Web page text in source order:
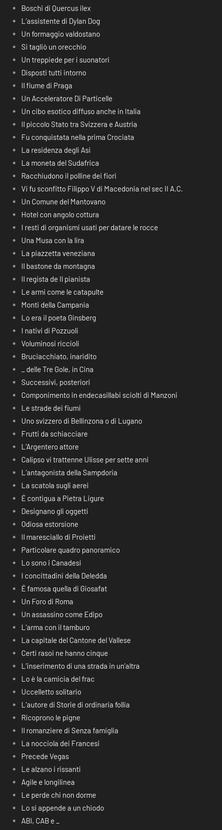
Boschi di Quercus ilex
L’assistente di Dylan Dog
Un formaggio valdostano
Si tagliò un orecchio
Un treppiede per i suonatori
Disposti tutti intorno
Il fiume di Praga
Un Acceleratore Di Particelle
Un cibo esotico diffuso anche in Italia
Il piccolo Stato tra Svizzera e Austria
Fu conquistata nella prima Crociata
La residenza degli Asi
La moneta del Sudafrica
Racchiudono il polline dei fiori
Vi fu sconfitto Filippo V di Macedonia nel sec II A.C.
Un Comune del Mantovano
Hotel con angolo cottura
I resti di organismi usati per datare le rocce
Una Musa con la lira
La piazzetta veneziana
Il bastone da montagna
Il regista de Il pianista
Le armi come le catapulte
Monti della Campania
Lo era il poeta Ginsberg
I nativi di Pozzuoli
Voluminosi riccioli
Bruciacchiato, inaridito
_ delle Tre Gole, in Cina
Successivi, posteriori
Componimento in endecasillabi sciolti di Manzoni
Le strade dei fiumi
Uno svizzero di Bellinzona o di Lugano
Frutti da schiacciare
L’Argentero attore
Calipso vi trattenne Ulisse per sette anni
L’antagonista della Sampdoria
La scatola sugli aerei
É contigua a Pietra Ligure
Designano gli oggetti
Odiosa estorsione
Il maresciallo di Proietti
Particolare quadro panoramico
Lo sono i Canadesi
I concittadini della Deledda
É famosa quella di Giosafat
Un Foro di Roma
Un assassino come Edipo
L’arma con il tamburo
La capitale del Cantone del Vallese
Certi rasoi ne hanno cinque
L’inserimento di una strada in un’altra
Lo è la camicia del frac
Uccelletto solitario
L’autore di Storie di ordinaria follia
Ricoprono le pigne
Il romanziere di Senza famiglia
La nocciola dei Francesi
Precede Vegas
Le alzano i rissanti
Agile e longilinea
Le perde chi non dorme
Lo si appende a un chiodo
ABI, CAB e _